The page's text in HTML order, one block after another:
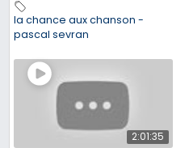
la chance aux chanson -
pascal sevran
2:01:35